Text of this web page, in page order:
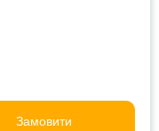
Замовити